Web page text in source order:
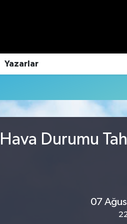
Yazarlar
Durumu
07